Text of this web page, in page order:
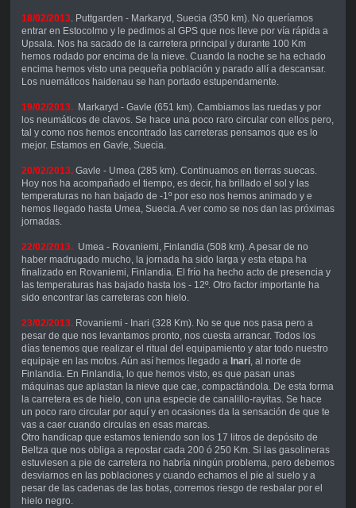
18/02/2013. Puttgarden - Markaryd, Suecia (350 km). No queríamos
entrar en Estocolmo y le pedimos al GPS que nos lleve por vía rápida a
Upsala. Nos ha sacado de la carretera principal y durante 100 Km
hemos rodado por encima de la nieve. Cuando la noche se ha echado
encima hemos visto una pequeña población y parado allí a descansar.
Los nuemáticos haidenau se han portado estupendamente.
19/02/2013.Markaryd - Gavle (651 km). Cambiamos las ruedas y por
los neumáticos de clavos. Se hace una poco raro circular con ellos pero,
tal y como nos hemos encontrado las carreteras pensamos que es lo
mejor. Estamos en Gavle, Suecia.
20/02/2013.Gavle - Umea (285 km). Continuamos en tierras suecas.
Hoy nos ha acompañado el tiempo, es decir, ha brillado el sol y las
temperaturas no han bajado de -1º por eso nos hemos animado y e
hemos llegado hasta Umea, Suecia. A ver como se nos dan las próximas
jornadas.
22/02/2013.Umea - Rovaniemi, Finlandia (508 km). A pesar de no
haber madrugado mucho, la jornada ha sido larga y esta etapa ha
finalizado en Rovaniemi, Finlandia. El frío ha hecho acto de presencia y
las temperaturas has bajado hasta los - 12º. Otro factor importante ha
sido encontrar las carreteras con hielo.
23/02/2013.Rovaniemi - Inari (328 Km). No se que nos pasa pero a
pesar de que nos levantamos pronto, nos cuesta arrancar. Todos los
días tenemos que realizar el ritual del equipamiento y atar todo nuestro
equipaje en las motos. Aún así hemos llegado a Inari, al norte de
Finlandia. En Finlandia, lo que hemos visto, es que pasan unas
máquinas que aplastan la nieve que cae, compactándola. De esta forma
la carretera es de hielo, con una especie de canalillo-rayitas. Se hace
un poco raro circular por aquí y en ocasiones da la sensación de que te
vas a caer cuando circulas en esas marcas.
Otro handicap que estamos teniendo son los 17 litros de depósito de
Beltza que nos obliga a repostar cada 200 ó 250 Km. Si las gasolineras
estuviesen a pie de carretera no habría ningún problema, pero debemos
desviarnos en las poblaciones y cuando echamos el pie al suelo y a
pesar de las cadenas de las botas, corremos riesgo de resbalar por el
hielo negro.